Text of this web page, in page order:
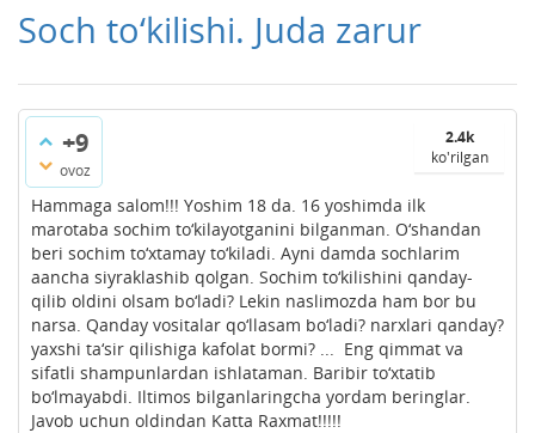
Soch to‘kilishi. Juda zarur
+9
ovoz
2.4k
ko'rilgan
Hammaga salom!!! Yoshim 18 da. 16 yoshimda ilk
marotaba sochim to‘kilayotganini bilganman. O‘shandan
beri sochim to‘xtamay to‘kiladi. Ayni damda sochlarim
aancha siyraklashib qolgan. Sochim to‘kilishini qanday-
qilib oldini olsam bo‘ladi? Lekin naslimozda ham bor bu
narsa. Qanday vositalar qo‘llasam bo‘ladi? narxlari qanday?
yaxshi ta‘sir qilishiga kafolat bormi? ... Eng qimmat va
sifatli shampunlardan ishlataman. Baribir to‘xtatib
bo‘lmayabdi. Iltimos bilganlaringcha yordam beringlar.
Javob uchun oldindan Katta Raxmat!!!!!